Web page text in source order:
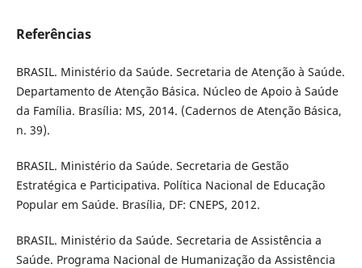
Referências
BRASIL. Ministério da Saúde. Secretaria de Atenção à Saúde.
Departamento de Atenção Básica. Núcleo de Apoio à Saúde
da Família. Brasília: MS, 2014. (Cadernos de Atenção Básica,
n. 39).
BRASIL. Ministério da Saúde. Secretaria de Gestão
Estratégica e Participativa. Política Nacional de Educação
Popular em Saúde. Brasília, DF: CNEPS, 2012.
BRASIL. Ministério da Saúde. Secretaria de Assistência a
Saúde. Programa Nacional de Humanização da Assistência